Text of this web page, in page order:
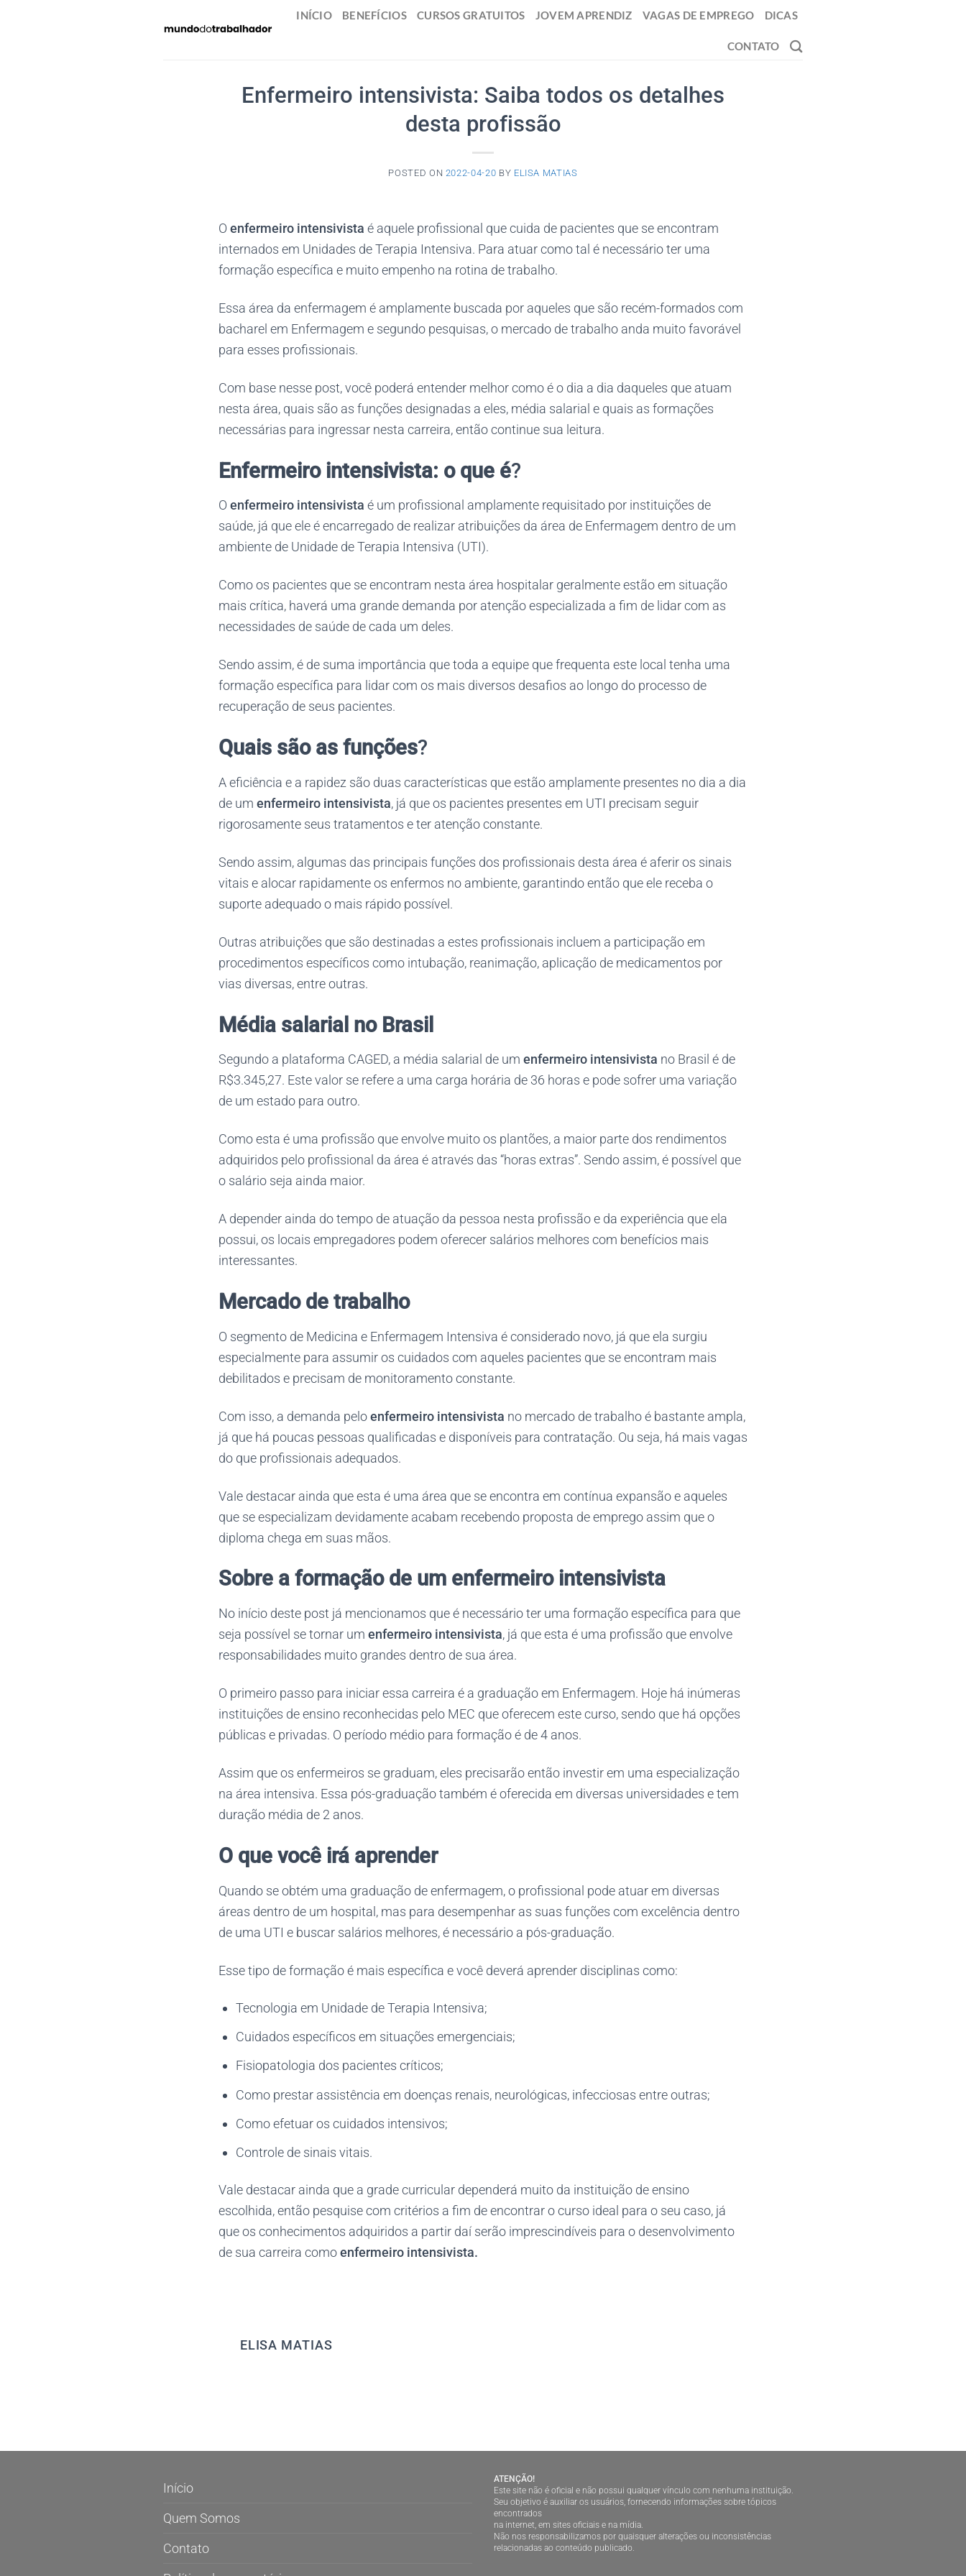
INÍCIO BENEFÍCIOS CURSOS GRATUITOS JOVEM APRENDIZ VAGAS DE EMPREGO DICAS
CONTATO
Enfermeiro intensivista: Saiba todos os detalhes
desta profissão
POSTED ON 2022-04-20 BY ELISA MATIAS
O enfermeiro intensivista é aquele profissional que cuida de pacientes que se encontram
internados em Unidades de Terapia Intensiva. Para atuar como tal é necessário ter uma
formação específica e muito empenho na rotina de trabalho.
Essa área da enfermagem é amplamente buscada por aqueles que são recém-formados com
bacharel em Enfermagem e segundo pesquisas, o mercado de trabalho anda muito favorável
para esses profissionais.
Com base nesse post, você poderá entender melhor como é o dia a dia daqueles que atuam
nesta área, quais são as funções designadas a eles, média salarial e quais as formações
necessárias para ingressar nesta carreira, então continue sua leitura.
Enfermeiro intensivista: o que é?
O enfermeiro intensivista é um profissional amplamente requisitado por instituições de
saúde, já que ele é encarregado de realizar atribuições da área de Enfermagem dentro de um
ambiente de Unidade de Terapia Intensiva (UTI).
Como os pacientes que se encontram nesta área hospitalar geralmente estão em situação
mais crítica, haverá uma grande demanda por atenção especializada a fim de lidar com as
necessidades de saúde de cada um deles.
Sendo assim, é de suma importância que toda a equipe que frequenta este local tenha uma
formação específica para lidar com os mais diversos desafios ao longo do processo de
recuperação de seus pacientes.
Quais são as funções?
A eficiência e a rapidez são duas características que estão amplamente presentes no dia a dia
de um enfermeiro intensivista, já que os pacientes presentes em UTI precisam seguir
rigorosamente seus tratamentos e ter atenção constante.
Sendo assim, algumas das principais funções dos profissionais desta área é aferir os sinais
vitais e alocar rapidamente os enfermos no ambiente, garantindo então que ele receba o
suporte adequado o mais rápido possível.
Outras atribuições que são destinadas a estes profissionais incluem a participação em
procedimentos específicos como intubação, reanimação, aplicação de medicamentos por
vias diversas, entre outras.
Média salarial no Brasil
Segundo a plataforma CAGED, a média salarial de um enfermeiro intensivista no Brasil é de
R$3.345,27. Este valor se refere a uma carga horária de 36 horas e pode sofrer uma variação
de um estado para outro.
Como esta é uma profissão que envolve muito os plantões, a maior parte dos rendimentos
adquiridos pelo profissional da área é através das “horas extras”. Sendo assim, é possível que
o salário seja ainda maior.
A depender ainda do tempo de atuação da pessoa nesta profissão e da experiência que ela
possui, os locais empregadores podem oferecer salários melhores com benefícios mais
interessantes.
Mercado de trabalho
O segmento de Medicina e Enfermagem Intensiva é considerado novo, já que ela surgiu
especialmente para assumir os cuidados com aqueles pacientes que se encontram mais
debilitados e precisam de monitoramento constante.
Com isso, a demanda peloenfermeiro intensivista no mercado de trabalho é bastante ampla,
já que há poucas pessoas qualificadas e disponíveis para contratação. Ou seja, há mais vagas
do que profissionais adequados.
Vale destacar ainda que esta é uma área que se encontra em contínua expansão e aqueles
que se especializam devidamente acabam recebendo proposta de emprego assim que o
diploma chega em suas mãos.
Sobre a formação de um enfermeiro intensivista
No início deste post já mencionamos que é necessário ter uma formação específica para que
seja possível se tornar um enfermeiro intensivista, já que esta é uma profissão que envolve
responsabilidades muito grandes dentro de sua área.
O primeiro passo para iniciar essa carreira é a graduação em Enfermagem. Hoje há inúmeras
instituições de ensino reconhecidas pelo MEC que oferecem este curso, sendo que há opções
públicas e privadas. O período médio para formação é de 4 anos.
Assim que os enfermeiros se graduam, eles precisarão então investir em uma especialização
na área intensiva. Essa pós-graduação também é oferecida em diversas universidades e tem
duração média de 2 anos.
O que você irá aprender
Quando se obtém uma graduação de enfermagem, o profissional pode atuar em diversas
áreas dentro de um hospital, mas para desempenhar as suas funções com excelência dentro
de uma UTI e buscar salários melhores, é necessário a pós-graduação.
Esse tipo de formação é mais específica e você deverá aprender disciplinas como:
Tecnologia em Unidade de Terapia Intensiva;
Cuidados específicos em situações emergenciais;
Fisiopatologia dos pacientes críticos;
Como prestar assistência em doenças renais, neurológicas, infecciosas entre outras;
Como efetuar os cuidados intensivos;
Controle de sinais vitais.
Vale destacar ainda que a grade curricular dependerá muito da instituição de ensino
escolhida, então pesquise com critérios a fim de encontrar o curso ideal para o seu caso, já
que os conhecimentos adquiridos a partir daí serão imprescindíveis para o desenvolvimento
de sua carreira comoenfermeiro intensivista.
ELISA MATIAS
Início
Quem Somos
Contato
ATENÇÃO!
Este site não é oficial e não possui qualquer vínculo com nenhuma instituição.
Seu objetivo é auxiliar os usuários, fornecendo informações sobre tópicos
encontrados
na internet, em sites oficiais e na mídia.
Não nos responsabilizamos por quaisquer alterações ou inconsistências
relacionadas ao conteúdo publicado.